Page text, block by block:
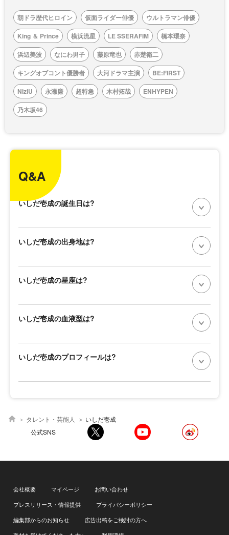
朝ドラ歴代ヒロイン 仮面ライダー俳優
ウルトラマン俳優
King ＆ Prince
横浜流星 LE SSERAFIM
橋本環奈
浜辺美波
なにわ男子 藤原竜也
赤楚衛二
キングオブコント優勝者
大河ドラマ主演
BE:FIRST
NiziU
永瀬廉 超特急 木村拓哉
ENHYPEN
乃木坂46
Q&A
いしだ壱成の誕生日は?
いしだ壱成の出身地は?
いしだ壱成の星座は?
いしだ壱成の血液型は?
いしだ壱成のプロフィールは?
タレント・芸能人
いしだ壱成
公式SNS
会社概要 マイページ
お問い合わせ
プレスリリース・情報提供
プライバシーポリシー
編集部からのお知らせ
広告出稿をご検討の方へ